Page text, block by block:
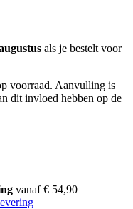
als je bestelt voor
voorraad. Aanvulling is
dit invloed hebben op de
vanaf € 54,90